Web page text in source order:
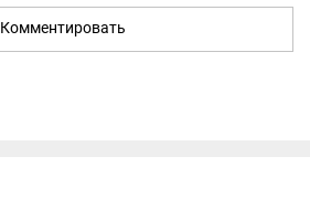
Комментировать